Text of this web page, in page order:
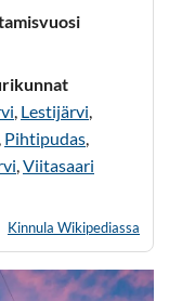
Lestijärvi
Pihtipudas
Viitasaari
Kinnula Wikipediassa